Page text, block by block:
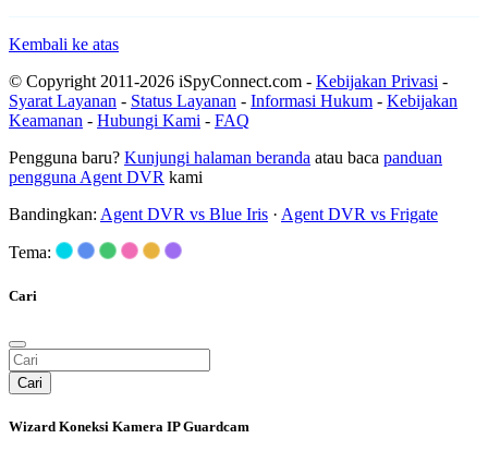
Kembali ke atas
© Copyright 2011-2026 iSpyConnect.com - Kebijakan Privasi -
Syarat Layanan - Status Layanan - Informasi Hukum - Kebijakan
Keamanan - Hubungi Kami - FAQ
Pengguna baru? Kunjungi halaman beranda atau baca panduan
pengguna Agent DVR kami
Bandingkan: Agent DVR vs Blue Iris · Agent DVR vs Frigate
Tema:
Cari
Cari
Wizard Koneksi Kamera IP Guardcam